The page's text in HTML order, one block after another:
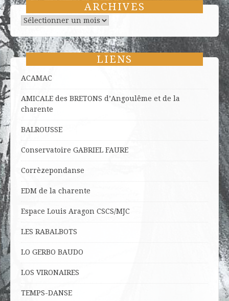
ARCHIVES
Archives
LIENS
ACAMAC
AMICALE des BRETONS d’Angoulême et de la
charente
BALROUSSE
Conservatoire GABRIEL FAURE
Corrèzepondanse
EDM de la charente
Espace Louis Aragon CSCS/MJC
LES RABALBOTS
LO GERBO BAUDO
LOS VIRONAIRES
TEMPS-DANSE